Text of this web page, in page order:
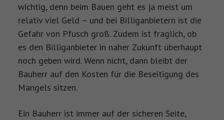
wichtig, denn beim Bauen geht es ja meist um
relativ viel Geld – und bei Billiganbietern ist die
Gefahr von Pfusch groß. Zudem ist fraglich, ob
es den Billiganbieter in naher Zukunft überhaupt
noch geben wird. Wenn nicht, dann bleibt der
Bauherr auf den Kosten für die Beseitigung des
Mangels sitzen.
Ein Bauherr ist immer auf der sicheren Seite,